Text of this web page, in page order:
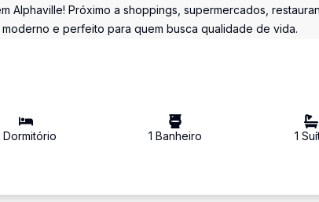
Alphaville! Próximo a shoppings, supermercados,
e perfeito para quem busca qualidade de vida.
Dormitório 1 Banheiro 1